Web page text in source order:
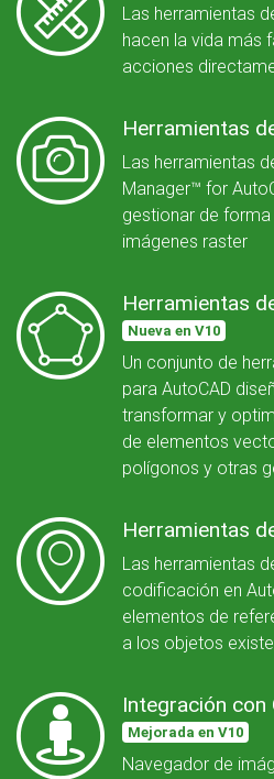
Las herramientas
hacen la vida más
acciones
Herramientas
Las herramientas
Manager™ for
gestionar de
imágenes raster
Herramientas
Nueva en V10
Un conjunto de
para AutoCAD
transformar y
de elementos
polígonos y otras
Herramientas
Las herramientas
codificación en
elementos de
a los objetos
Integración con
Mejorada en V10
Navegador de